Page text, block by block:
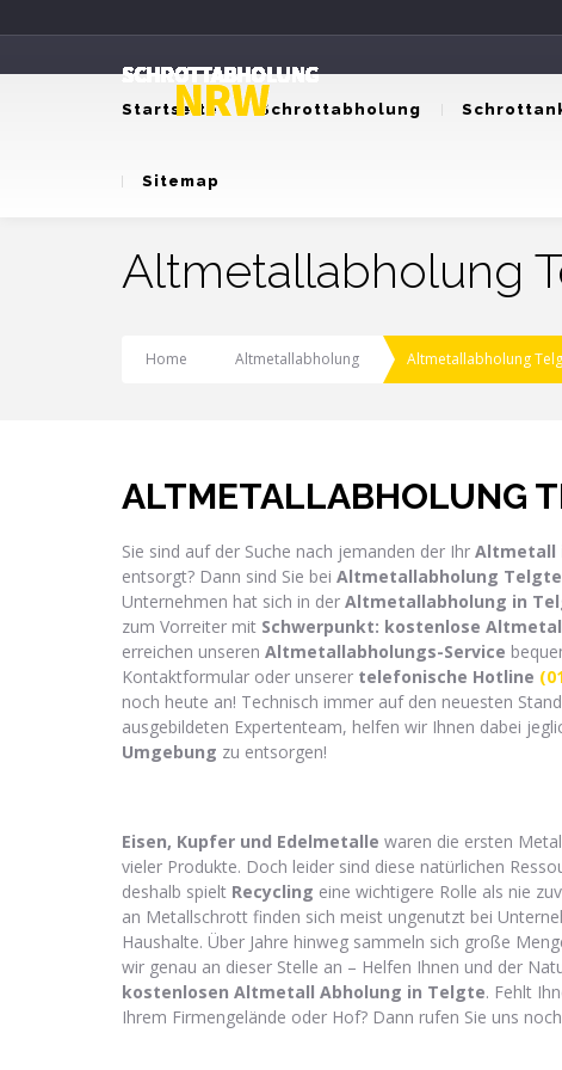
Startseite Schrottabholung
Sitemap
Altmetallabholung
Home Altmetallabholung Altmetallabholung
ALTMETALLABHOLUNG
Sie sind auf der Suche nach jemanden der Ihr Altmetall
entsorgt? Dann sind Sie bei Altmetallabholung Telgte
Unternehmen hat sich in der Altmetallabholung in
zum Vorreiter mit Schwerpunkt: kostenlose
erreichen unseren Altmetallabholungs-Service
Kontaktformular oder unserer telefonische Hotline
noch heute an! Technisch immer auf den neuesten
ausgebildeten Expertenteam, helfen wir Ihnen dabei
Umgebung zu entsorgen!
Eisen, Kupfer und Edelmetalle waren die ersten
vieler Produkte. Doch leider sind diese natürlichen
deshalb spielt Recycling eine wichtigere Rolle als nie
an Metallschrott finden sich meist ungenutzt bei
Haushalte. Über Jahre hinweg sammeln sich große
wir genau an dieser Stelle an – Helfen Ihnen und der
kostenlosen Altmetall Abholung in Telgte. Fehlt
Ihrem Firmengelände oder Hof? Dann rufen Sie uns